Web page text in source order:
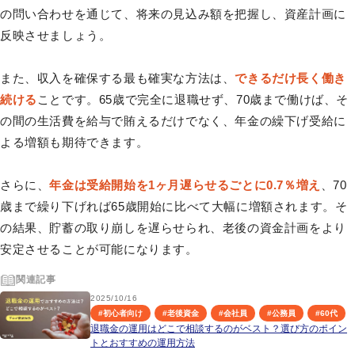
の問い合わせを通じて、将来の見込み額を把握し、資産計画に
反映させましょう。
また、収入を確保する最も確実な方法は、できるだけ長く働き
続ける ことです。65歳で完全に退職せず、70歳まで働けば、そ
の間の生活費を給与で賄えるだけでなく、年金の繰下げ受給に
よる増額も期待できます。
さらに、年金は受給開始を1ヶ月遅らせるごとに0.7％増え
、70
歳まで繰り下げれば65歳開始に比べて大幅に増額されます。そ
の結果、貯蓄の取り崩しを遅らせられ、老後の資金計画をより
安定させることが可能になります。
関連記事
2025/10/16
#初心者向け #老後資金 #会社員 #公務員 #60代
退職金の運用はどこで相談するのがベスト？選び方のポイン
トとおすすめの運用方法